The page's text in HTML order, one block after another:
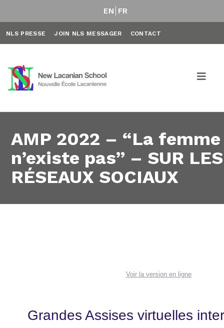
EN FR
NLS PRESSE JOIN NLS MESSAGER CONTACT
AMP 2022 – “La femme
n’existe pas” – SUR LES
RÉSEAUX SOCIAUX
Voir la version en ligne
Grandes Assises virtuelles